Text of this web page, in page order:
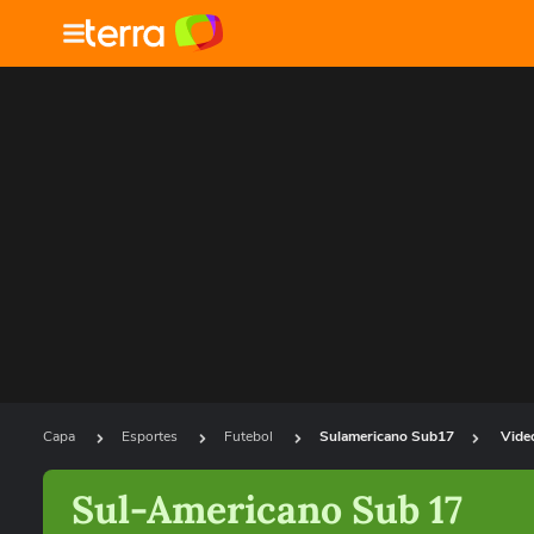
Capa Esportes Futebol Sulamericano Sub17
Sul-Americano Sub 17